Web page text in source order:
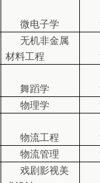
微电子学
无机非金属
材料工程
舞蹈学
物理学
物流工程
物流管理
戏剧影视美